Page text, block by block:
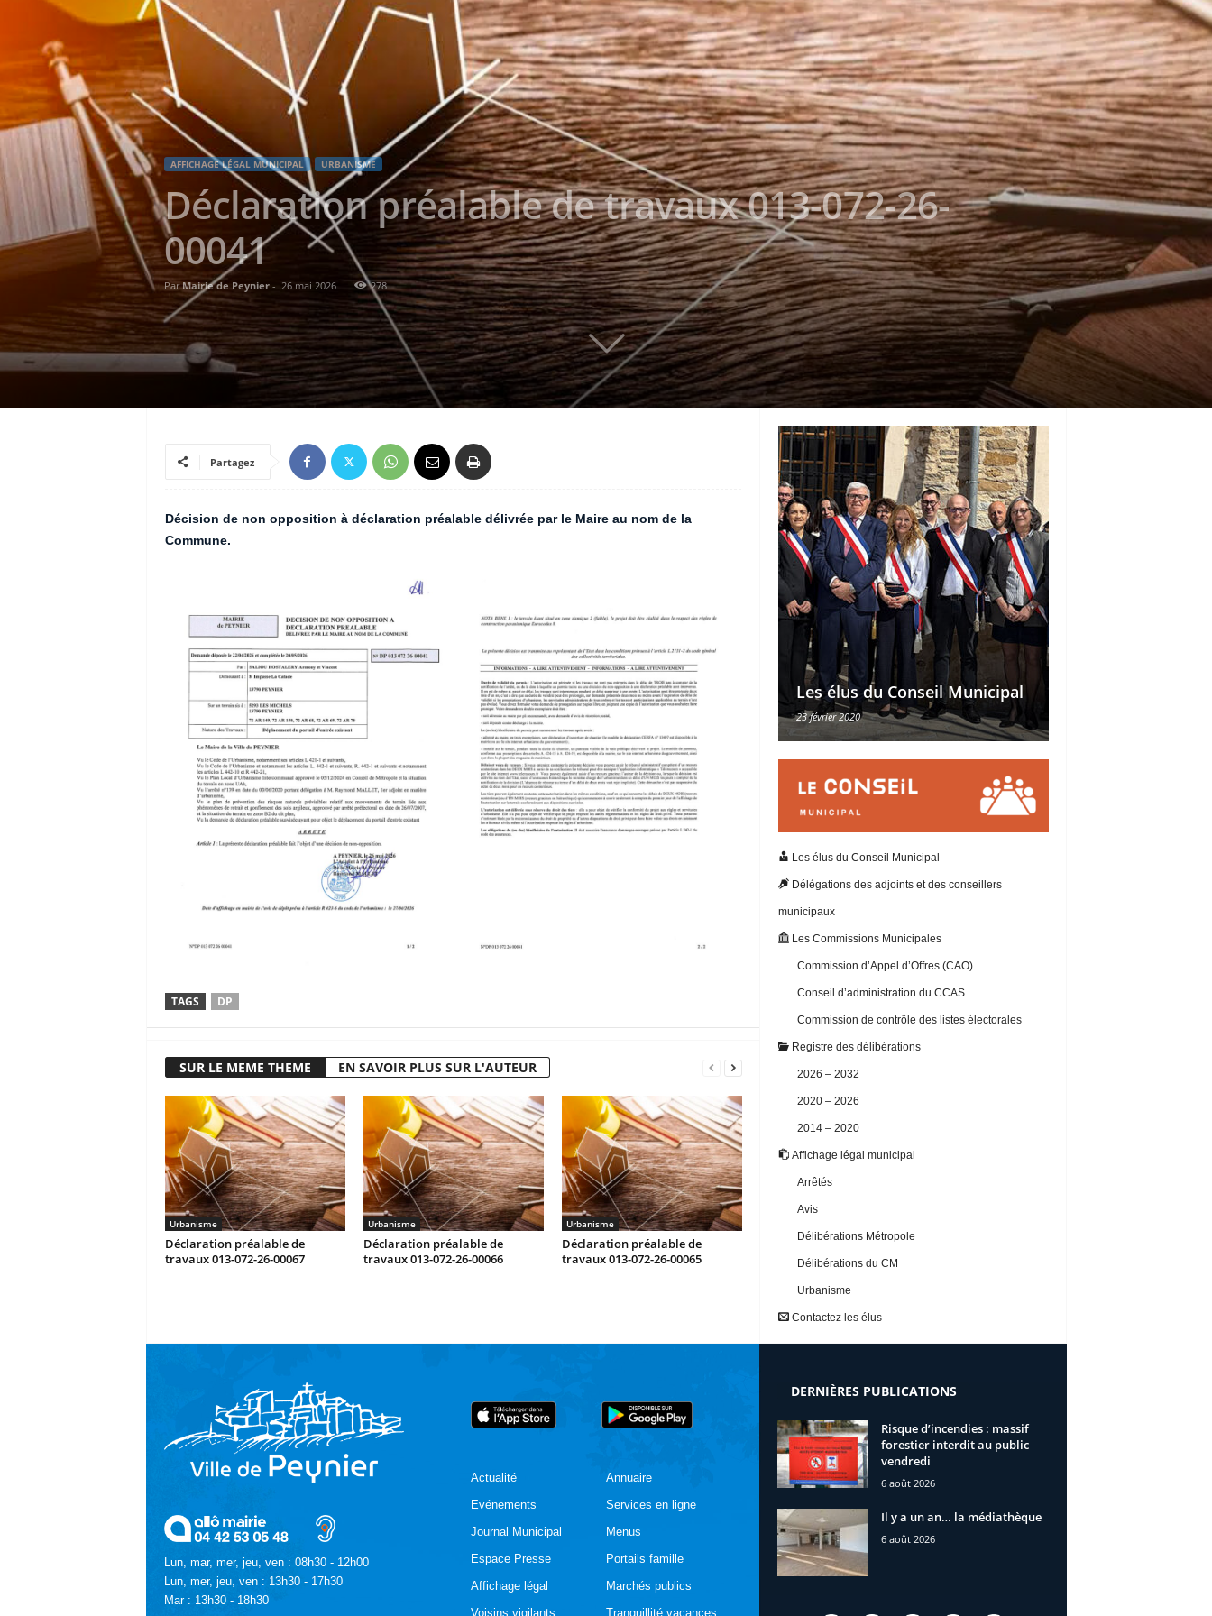
AFFICHAGE LÉGAL MUNICIPAL URBANISME
Déclaration préalable de travaux 013-072-26-
00041
Par Mairie de Peynier- 26 mai 2026 278
Partagez
Décision de non opposition à déclaration préalable délivrée par le Maire au nom de la
Commune.
TAGS DP
SUR LE MEME THEME EN SAVOIR PLUS SUR L'AUTEUR
Urbanisme
Déclaration préalable de
travaux 013-072-26-00067
Urbanisme
Déclaration préalable de
travaux 013-072-26-00066
Urbanisme
Déclaration préalable de
travaux 013-072-26-00065
Les élus du Conseil Municipal
23 février 2020
Les élus du Conseil Municipal
Délégations des adjoints et des conseillers
municipaux
Les Commissions Municipales
Commission d’Appel d’Offres (CAO)
Conseil d’administration du CCAS
Commission de contrôle des listes électorales
Registre des délibérations
2026 – 2032
2020 – 2026
2014 – 2020
Affichage légal municipal
Arrêtés
Avis
Délibérations Métropole
Délibérations du CM
Urbanisme
Contactez les élus
Lun, mar, mer, jeu, ven : 08h30 - 12h00
Lun, mer, jeu, ven : 13h30 - 17h30
Mar : 13h30 - 18h30
Actualité
Evénements
Journal Municipal
Espace Presse
Affichage légal
Voisins vigilants
Annuaire
Services en ligne
Menus
Portails famille
Marchés publics
Tranquillité vacances
DERNIÈRES PUBLICATIONS
Risque d’incendies : massif
forestier interdit au public
vendredi
6 août 2026
Il y a un an… la médiathèque
6 août 2026